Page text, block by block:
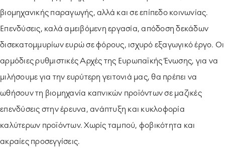
βιομηχανικής παραγωγής, αλλά και σε επίπεδο κοινωνίας.
Επενδύσεις, καλά αμειβόμενη εργασία, απόδοση δεκάδων
δισεκατομμυρίων ευρώ σε φόρους, ισχυρό εξαγωγικό έργο. Οι
αρμόδιες ρυθμιστικές Αρχές της Ευρωπαϊκής Ένωσης, για να
μιλήσουμε για την ευρύτερη γειτονιά μας, θα πρέπει να
ωθήσουν τη βιομηχανία καπνικών προϊόντων σε μαζικές
επενδύσεις στην έρευνα, ανάπτυξη και κυκλοφορία
καλύτερων προϊόντων. Χωρίς ταμπού, φοβικότητα και
ακραίες προσεγγίσεις.